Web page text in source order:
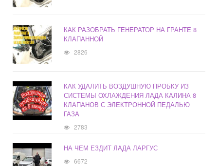
КАК РАЗОБРАТЬ ГЕНЕРАТОР НА ГРАНТЕ 8
КЛАПАННОЙ
2826
КАК УДАЛИТЬ ВОЗДУШНУЮ ПРОБКУ ИЗ
СИСТЕМЫ ОХЛАЖДЕНИЯ ЛАДА КАЛИНА 8
КЛАПАНОВ С ЭЛЕКТРОННОЙ ПЕДАЛЬЮ
ГАЗА
2783
НА ЧЕМ ЕЗДИТ ЛАДА ЛАРГУС
6672